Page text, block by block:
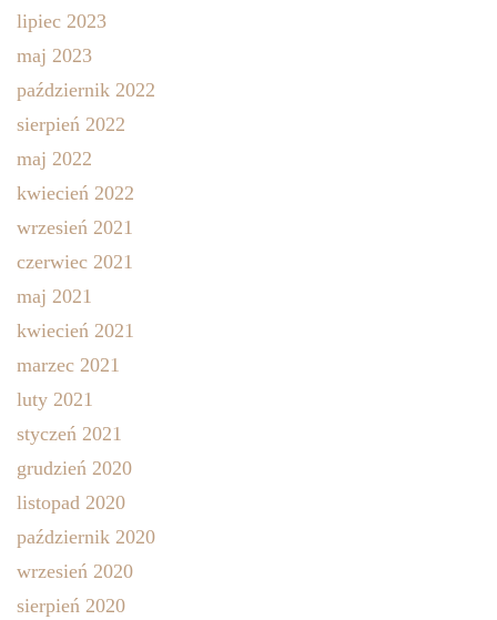
lipiec 2023
maj 2023
październik 2022
sierpień 2022
maj 2022
kwiecień 2022
wrzesień 2021
czerwiec 2021
maj 2021
kwiecień 2021
marzec 2021
luty 2021
styczeń 2021
grudzień 2020
listopad 2020
październik 2020
wrzesień 2020
sierpień 2020